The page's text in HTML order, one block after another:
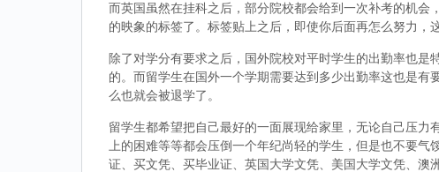
而英国虽然在挂科之后，部分院校都会给到一次补考的机
的映象的标签了。标签贴上之后，即使你后面再怎么努力，
除了对学分有要求之后，国外院校对平时学生的出勤率也
的。而留学生在国外一个学期需要达到多少出勤率这也是
么也就会被退学了。
留学生都希望把自己最好的一面展现给家里，无论自己压
上的困难等等都会压倒一个年纪尚轻的学生，但是也不要
证、买文凭、买毕业证、英国大学文凭、美国大学文凭、